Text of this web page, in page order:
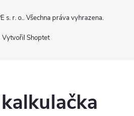
Vytvořil Shoptet
s. r. o.. Všechna práva vyhrazena.